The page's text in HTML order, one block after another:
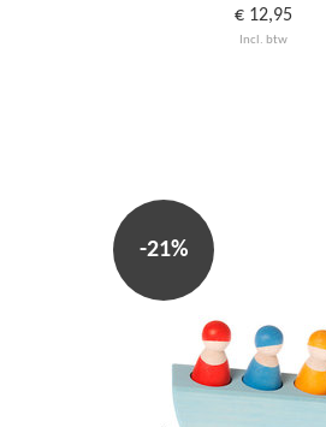
€ 12,95
Incl. btw
-21%